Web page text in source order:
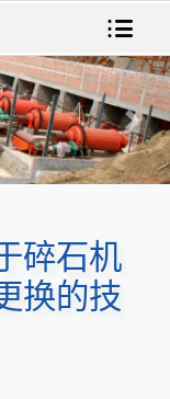
下
碎石机
换的技